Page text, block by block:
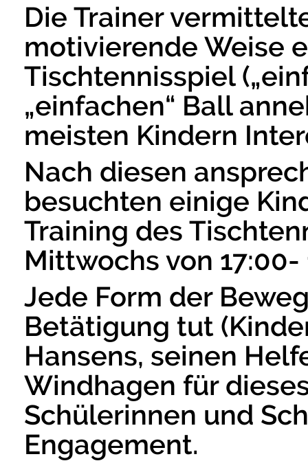
Die Trainer
motivierende Weise
Tischtennisspiel
„einfachen“ Ball
meisten Kindern
Nach diesen
besuchten einige
Training des
Mittwochs von
Jede Form der
Betätigung tut
Hansens, seinen
Windhagen für
Schülerinnen und
Engagement.